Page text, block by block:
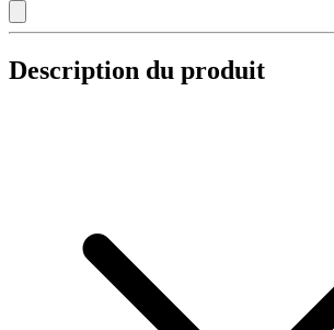
Description du produit